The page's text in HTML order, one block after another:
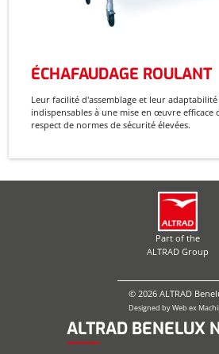
ÉCHAFAUDAGE ROULANT
Leur facilité d'assemblage et leur
indispensables à une mise en œuvre efficace
respect de normes de sécurité élevées.
Part of the
ALTRAD Group
© 2026 ALTRAD
Designed byWeb ex
ALTRAD BENELUX